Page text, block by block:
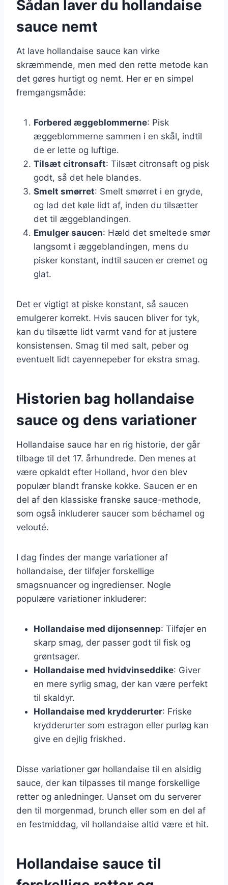
Sådan laver du hollandaise
sauce nemt
At lave hollandaise sauce kan virke
skræmmende, men med den rette metode kan
det gøres hurtigt og nemt. Her er en simpel
fremgangsmåde:
Forbered æggeblommerne: Pisk
æggeblommerne sammen i en skål, indtil
de er lette og luftige.
Tilsæt citronsaft: Tilsæt citronsaft og pisk
godt, så det hele blandes.
Smelt smørret: Smelt smørret i en gryde,
og lad det køle lidt af, inden du tilsætter
det til æggeblandingen.
Emulger saucen: Hæld det smeltede smør
langsomt i æggeblandingen, mens du
pisker konstant, indtil saucen er cremet og
glat.
Det er vigtigt at piske konstant, så saucen
emulgerer korrekt. Hvis saucen bliver for tyk,
kan du tilsætte lidt varmt vand for at justere
konsistensen. Smag til med salt, peber og
eventuelt lidt cayennepeber for ekstra smag.
Historien bag hollandaise
sauce og dens variationer
Hollandaise sauce har en rig historie, der går
tilbage til det 17. århundrede. Den menes at
være opkaldt efter Holland, hvor den blev
populær blandt franske kokke. Saucen er en
del af den klassiske franske sauce-methode,
som også inkluderer saucer som béchamel og
velouté.
I dag findes der mange variationer af
hollandaise, der tilføjer forskellige
smagsnuancer og ingredienser. Nogle
populære variationer inkluderer:
Hollandaise med dijonsennep: Tilføjer en
skarp smag, der passer godt til fisk og
grøntsager.
Hollandaise med hvidvinseddike: Giver
en mere syrlig smag, der kan være perfekt
til skaldyr.
Hollandaise med krydderurter: Friske
krydderurter som estragon eller purløg kan
give en dejlig friskhed.
Disse variationer gør hollandaise til en alsidig
sauce, der kan tilpasses til mange forskellige
retter og anledninger. Uanset om du serverer
den til morgenmad, brunch eller som en del af
en festmiddag, vil hollandaise altid være et hit.
Hollandaise sauce til